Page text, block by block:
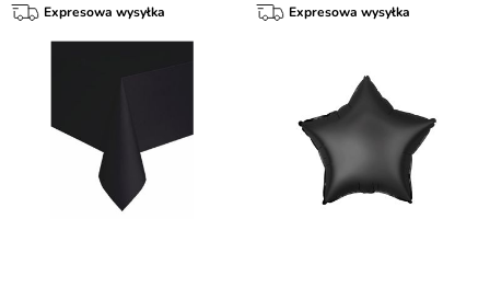
Expresowa wysyłka Expresowa wysyłka